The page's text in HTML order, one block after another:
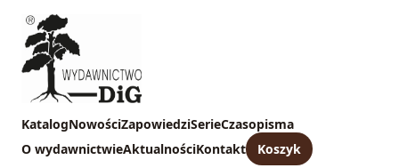
KatalogNowościZapowiedziSerieCzasopisma
O wydawnictwieAktualnościKontakt Koszyk